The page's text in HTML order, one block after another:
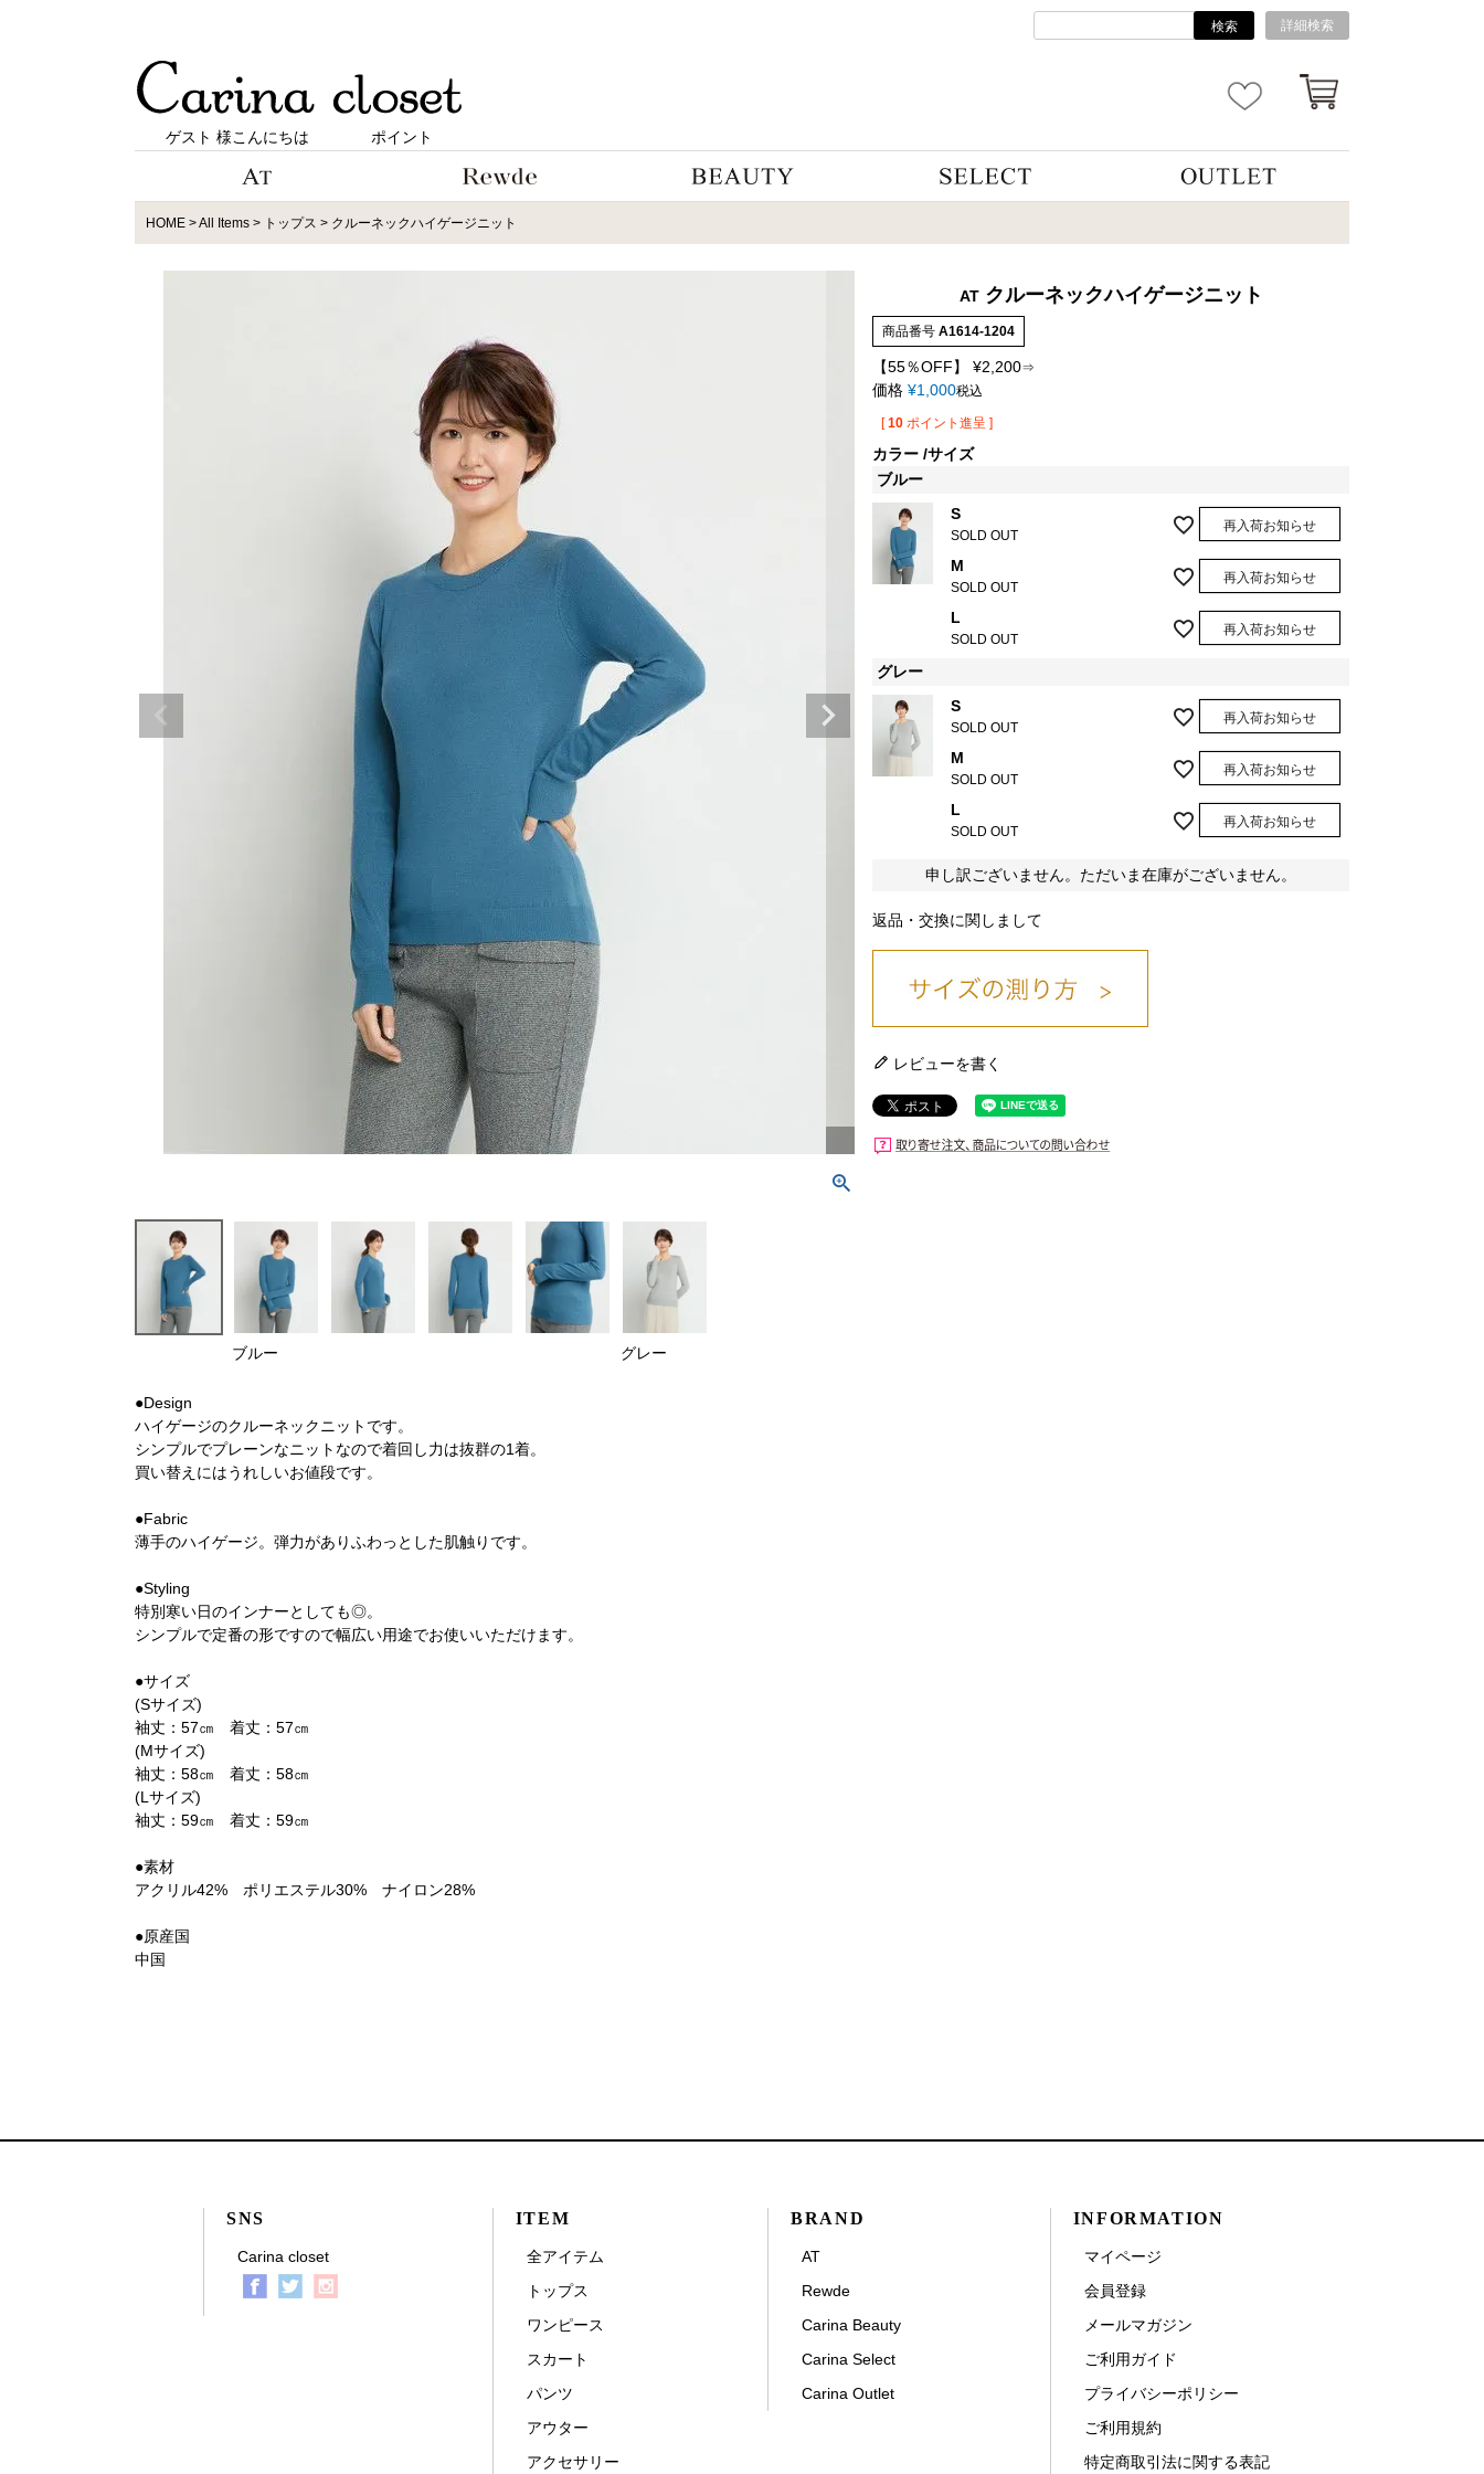
検索 詳細検索
ゲスト 様こんにちは ポイント
HOME All Items トップス クルーネックハイゲージニット
ブルー グレー
AT クルーネックハイゲージニット
商品番号 A1614-1204
【55％OFF】 ¥2,200⇒
価格 ¥1,000税込
[ 10 ポイント進呈 ]
カラー サイズ
ブルー
S
SOLD OUT
再入荷お知らせ
M
SOLD OUT
再入荷お知らせ
L
SOLD OUT
再入荷お知らせ
グレー
S
SOLD OUT
再入荷お知らせ
M
SOLD OUT
再入荷お知らせ
L
SOLD OUT
再入荷お知らせ
申し訳ございません。ただいま在庫がございません。
返品・交換に関しまして
レビューを書く
●Design
ハイゲージのクルーネックニットです。
シンプルでプレーンなニットなので着回し力は抜群の1着。
買い替えにはうれしいお値段です。
●Fabric
薄手のハイゲージ。弾力がありふわっとした肌触りです。
●Styling
特別寒い日のインナーとしても◎。
シンプルで定番の形ですので幅広い用途でお使いいただけます。
●サイズ
(Sサイズ)
袖丈：57㎝ 着丈：57㎝
(Mサイズ)
袖丈：58㎝ 着丈：58㎝
(Lサイズ)
袖丈：59㎝ 着丈：59㎝
●素材
アクリル42% ポリエステル30% ナイロン28%
●原産国
中国
SNS
Carina closet
ITEM
全アイテム
トップス
ワンピース
スカート
パンツ
アウター
アクセサリー
BRAND
AT
Rewde
Carina Beauty
Carina Select
Carina Outlet
INFORMATION
マイページ
会員登録
メールマガジン
ご利用ガイド
プライバシーポリシー
ご利用規約
特定商取引法に関する表記